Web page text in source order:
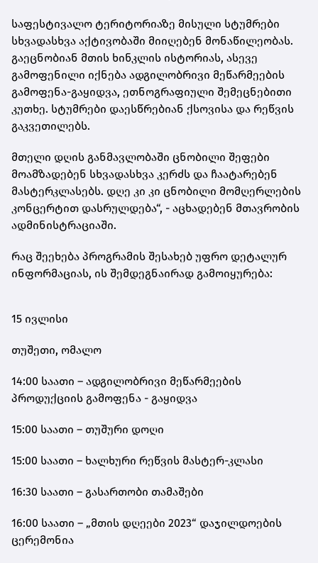
საფესტივალო ტერიტორიაზე მისული სტუმრები
სხვადასხვა აქტივობაში მიიღებენ მონაწილეობას.
გაეცნობიან მთის ხინკლის ისტორიას, ასევე
გამოფენილი იქნება ადგილობრივი მეწარმეების
გამოფენა-გაყიდვა, ეთნოგრაფიული შემეცნებითი
კუთხე. სტუმრები დაესწრებიან ქსოვისა და რეწვის
გაკვეთილებს.
მთელი დღის განმავლობაში ცნობილი შეფები
მოამზადებენ სხვადასხვა კერძს და ჩაატარებენ
მასტერკლასებს. დღე კი კი ცნობილი მომღერლების
კონცერტით დასრულდება“, - აცხადებენ მთავრობის
ადმინისტრაციაში.
რაც შეეხება პროგრამის შესახებ უფრო დეტალურ
ინფორმაციას, ის შემდეგნაირად გამოიყურება:
15 ივლისი
თუშეთი, ომალო
14:00 საათი – ადგილობრივი მეწარმეების
პროდუქციის გამოფენა - გაყიდვა
15:00 საათი – თუშური დოღი
15:00 საათი – ხალხური რეწვის მასტერ-კლასი
16:30 საათი – გასართობი თამაშები
16:00 საათი – „მთის დღეები 2023“ დაჯილდოების
ცერემონია